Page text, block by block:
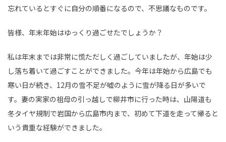
忘れているとすぐに自分の順番になるので、不思議なものです。
皆様、年末年始はゆっくり過ごせたでしょうか？
私は年末までは非常に慌ただしく過ごしていましたが、年始は少
し落ち着いて過ごすことができました。今年は年始から広島でも
寒い日が続き、12月の雪不足が嘘のように雪が降る日が多いで
す。妻の実家の祖母の引っ越しで柳井市に行った時は、山陽道も
冬タイヤ規制で岩国から広島市内まで、初めて下道を走って帰ると
いう貴重な経験ができました。